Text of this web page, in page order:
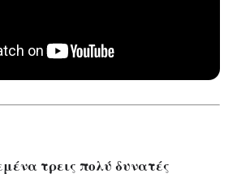
τρεις πολύ δυνατές